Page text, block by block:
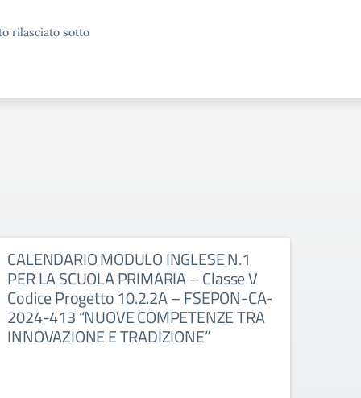
rilasciato sotto
CALENDARIO MODULO INGLESE N.1
PER LA SCUOLA PRIMARIA – Classe V
Codice Progetto 10.2.2A – FSEPON-CA-
2024-413 “NUOVE COMPETENZE TRA
INNOVAZIONE E TRADIZIONE”